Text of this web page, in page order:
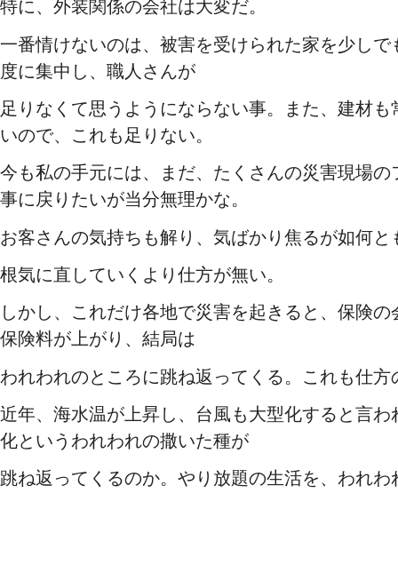
特に、外装関係の会社は大変だ。
一番情けないのは、被害を受けられた家を少し
度に集中し、職人さんが
足りなくて思うようにならない事。また、建材
いので、これも足りない。
今も私の手元には、まだ、たくさんの災害現場
事に戻りたいが当分無理かな。
お客さんの気持ちも解り、気ばかり焦るが如何と
根気に直していくより仕方が無い。
しかし、これだけ各地で災害を起きると、保険
保険料が上がり、結局は
われわれのところに跳ね返ってくる。これも仕方
近年、海水温が上昇し、台風も大型化すると言
化というわれわれの撒いた種が
跳ね返ってくるのか。やり放題の生活を、われ